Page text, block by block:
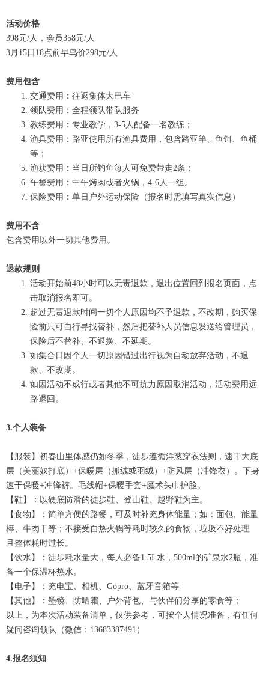
活动价格
398元/人，会员358元/人
3月15日18点前早鸟价298元/人
费用包含
交通费用：往返集体大巴车
领队费用：全程领队带队服务
教练费用：专业教学，3-5人配备一名教练；
渔具费用：路亚使用所有渔具费用，包含路亚竿、鱼饵、鱼桶
等；
渔获费用：当日所钓鱼每人可免费带走2条；
午餐费用：中午烤肉或者火锅，4-6人一组。
保险费用：单日户外运动保险（报名时需填写真实信息）
费用不含
包含费用以外一切其他费用。
退款规则
活动开始前48小时可以无责退款，退出位置回到报名页面，点
击取消报名即可。
超过无责退款时间一切个人原因均不予退款，不改期，购买保
险前只可自行寻找替补，然后把替补人员信息发送给管理员，
保险后不替补、不退换、不延期。
如集合日因个人一切原因错过出行视为自动放弃活动，不退
款、不改期。
如因活动不成行或者其他不可抗力原因取消活动，活动费用远
路退回。
3.个人装备
【服装】初春山里体感仍如冬季，徒步遵循洋葱穿衣法则，速干大底
层（美丽奴打底）+保暖层（抓绒或羽绒）+防风层（冲锋衣）。下身
速干保暖+冲锋裤。毛线帽+保暖手套+魔术头巾护脸。
【鞋】：以硬底防滑的徒步鞋、登山鞋、越野鞋为主。
【食物】：简单方便的路餐，可及时补充身体能量；如：面包、能量
棒、牛肉干等；不接受自热火锅等耗时较久的食物，垃圾不好处理
且整体耗时过长。
【饮水】：徒步耗水量大，每人必备1.5L水，500ml的矿泉水2瓶，准
备一个保温杯热水。
【电子】：充电宝、相机、Gopro、蓝牙音箱等
【其他】：墨镜、防晒霜、户外背包、与伙伴们分享的零食等；
以上，为本次活动装备清单，仅供参考，可按个人情况准备，有任何
疑问咨询领队（微信：13683387491）
4.报名须知